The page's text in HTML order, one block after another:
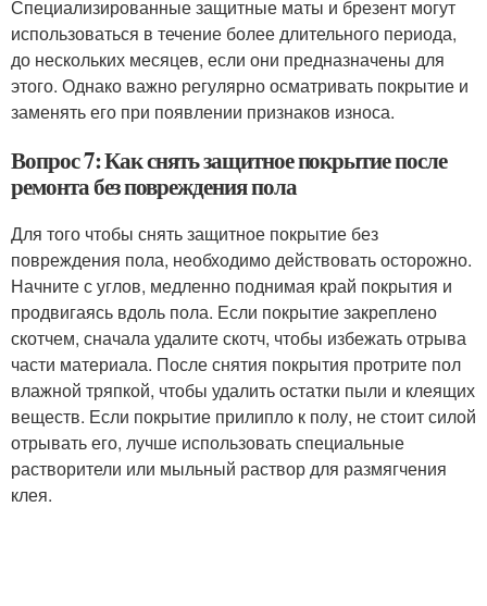
Специализированные защитные маты и брезент могут
использоваться в течение более длительного периода,
до нескольких месяцев, если они предназначены для
этого. Однако важно регулярно осматривать покрытие и
заменять его при появлении признаков износа.
Вопрос 7: Как снять защитное покрытие после
ремонта без повреждения пола
Для того чтобы снять защитное покрытие без
повреждения пола, необходимо действовать осторожно.
Начните с углов, медленно поднимая край покрытия и
продвигаясь вдоль пола. Если покрытие закреплено
скотчем, сначала удалите скотч, чтобы избежать отрыва
части материала. После снятия покрытия протрите пол
влажной тряпкой, чтобы удалить остатки пыли и клеящих
веществ. Если покрытие прилипло к полу, не стоит силой
отрывать его, лучше использовать специальные
растворители или мыльный раствор для размягчения
клея.